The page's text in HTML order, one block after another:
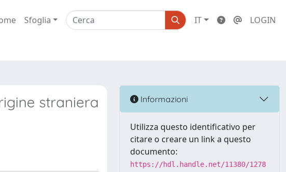
Sfoglia IT LOGIN
straniera
Informazioni
Utilizza questo identificativo per
citare o creare un link a questo
documento:
https://hdl.handle.net/11380/1278